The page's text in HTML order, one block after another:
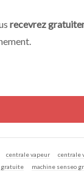
recevrez
centrale vapeur
centrale
gratuite
machine senseo